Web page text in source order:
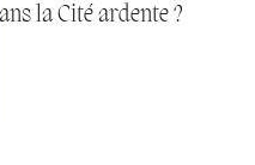
la Cité ardente ?